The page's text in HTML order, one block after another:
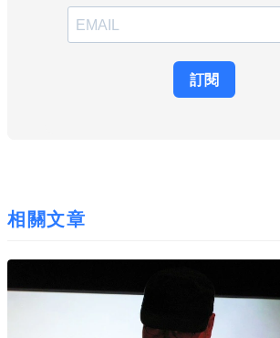
相關文章